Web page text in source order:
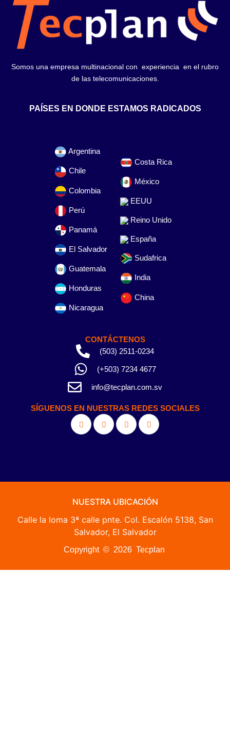
Somos una empresa multinacional con experiencia en el rubro
de las telecomunicaciones.
PAÍSES EN DONDE ESTAMOS RADICADOS
Argentina
Chile
Colombia
Perú
Panamá
El Salvador
Guatemala
Honduras
Nicaragua
Costa Rica
México
EEUU
Reino Unido
España
Sudafrica
India
China
CONTÁCTENOS
(503) 2511-0234
(+503) 7234 4677
info@tecplan.com.sv
SÍGUENOS EN NUESTRAS REDES SOCIALES
NUESTRA UBICACIÓN
Calle la loma 3ª calle pnte. Col. Escalón 5138, San
Salvador, El Salvador
Copyright © 2026 Tecplan